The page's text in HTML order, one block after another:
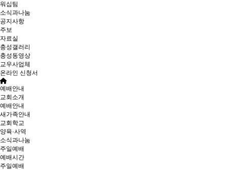
워십팀
소식과나눔
공지사항
주보
자료실
충성갤러리
충성동영상
교우사업체
온라인 신청서
예배안내
교회소개
예배안내
새가족안내
교회학교
양육·사역
소식과나눔
주일예배
예배시간
주일예배